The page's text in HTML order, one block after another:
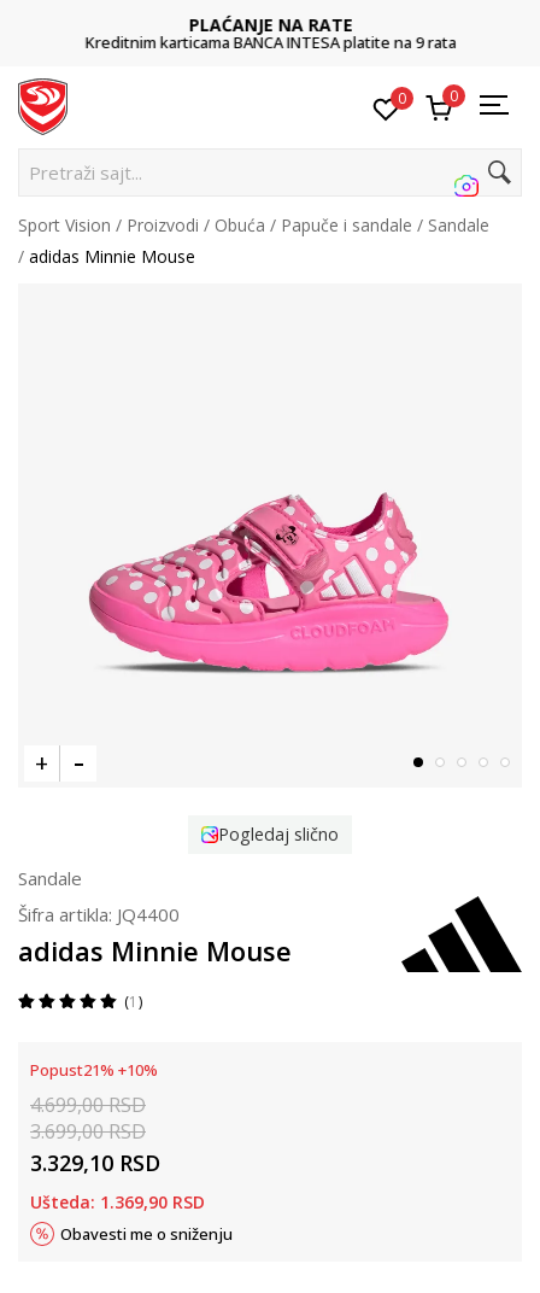
PLAĆANJE NA RATE
Kreditnim karticama BANCA INTESA platite na 9 rata
0 0
Pretraži sajt...
Sport Vision Proizvodi Obuća Papuče i sandale
Sandale
adidas Minnie Mouse
Pogledaj slično
Sandale
Šifra artikla: JQ4400
adidas Minnie Mouse
1
Popust21% +10%
4.699,00RSD
3.699,00RSD
3.329,10 RSD
Ušteda: 1.369,90 RSD
Obavesti me o sniženju